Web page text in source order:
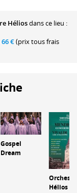
Héliosdans ce lieu :
66 €(prix tous frais
Gospel
Dream
Hélios et